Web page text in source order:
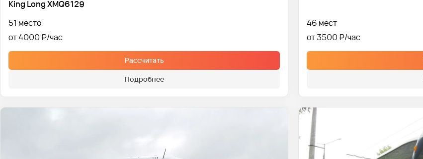
King Long XMQ6129
51 место
от 4000 ₽
Рассчитать
Подробнее
46 мест
от 3500 ₽